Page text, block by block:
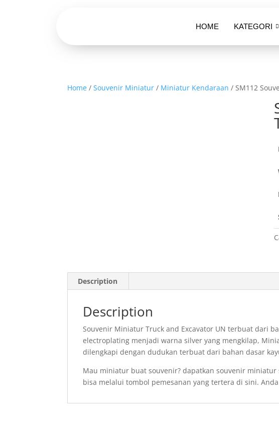
HOME KATEGORI
Home /Souvenir Miniatur / Miniatur Kendaraan / SM112
Description
Description
Souvenir Miniatur Truck and Excavator UN terbuat dari
electroplating menjadi warna silver yang mengkilap,
dilengkapi dengan dudukan terbuat dari bahan dasar
Mau miniatur buat souvenir? dapatkan souvenir
bisa melalui tombol pemesanan yang tertera di sini.